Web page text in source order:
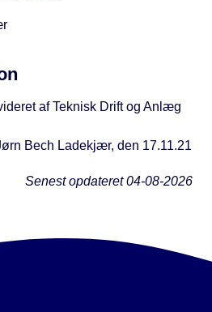
af Teknisk Drift og Anlæg
Bech Ladekjær, den 17.11.21
Senest opdateret04-08-2026